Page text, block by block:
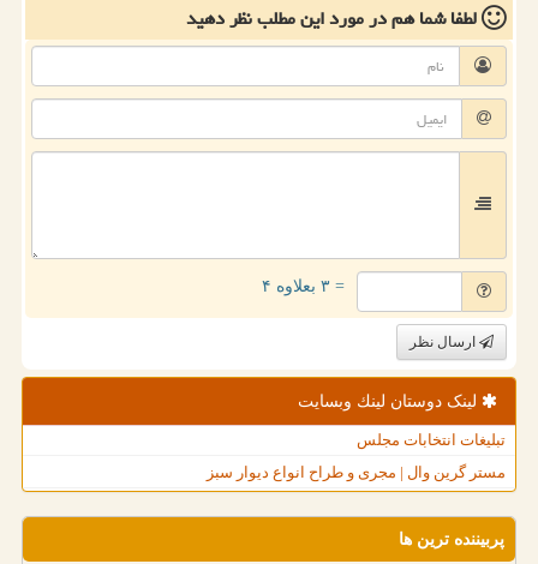
لطفا شما همدر مورد این مطلبنظر دهید
= ۳ بعلاوه ۴
ارسال نظر
لینک دوستان لینك وبسایت
تبلیغات انتخابات مجلس
مستر گرین وال | مجری و طراح انواع دیوار سبز
پربیننده ترین ها